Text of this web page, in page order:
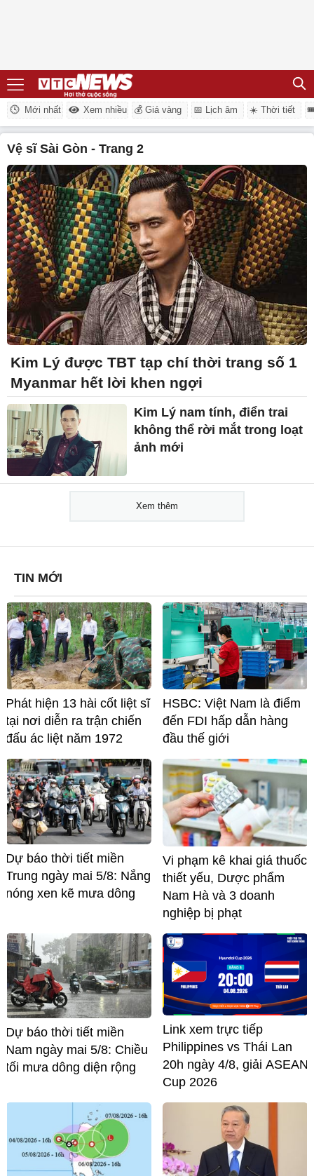
Mới nhất Xem nhiều 💰 Giá vàng 📅 Lịch âm ☀️ Thời tiết
Vệ sĩ Sài Gòn - Trang 2
Kim Lý được TBT tạp chí thời trang số 1
Myanmar hết lời khen ngợi
Kim Lý nam tính, điển trai
không thể rời mắt trong loạt
ảnh mới
Xem thêm
TIN MỚI
Phát hiện 13 hài cốt liệt sĩ
tại nơi diễn ra trận chiến
đấu ác liệt năm 1972
HSBC: Việt Nam là điểm
đến FDI hấp dẫn hàng
đầu thế giới
Dự báo thời tiết miền
Trung ngày mai 5/8: Nắng
nóng xen kẽ mưa dông
Vi phạm kê khai giá thuốc
thiết yếu, Dược phẩm
Nam Hà và 3 doanh
nghiệp bị phạt
Dự báo thời tiết miền
Nam ngày mai 5/8: Chiều
tối mưa dông diện rộng
Link xem trực tiếp
Philippines vs Thái Lan
20h ngày 4/8, giải ASEAN
Cup 2026